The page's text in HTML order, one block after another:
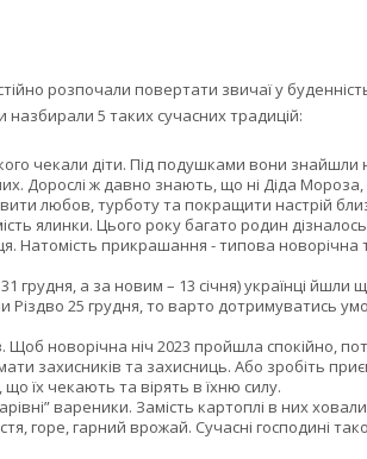
розпочали повертати звичаї у
5 таких сучасних традицій:
чекали діти. Під подушками вони
Дорослі ж давно знають, що ні Діда
любов, турботу та покращити настрій
ялинки. Цього року багато родин
Натомість прикрашання - типова
грудня, а за новим – 13 січня) українці
Різдво 25 грудня, то варто дотримуватись
Щоб новорічна ніч 2023 пройшла спокійно,
захисників та захисниць. Або зробіть
їх чекають та вірять в їхню силу.
вареники. Замість картоплі в них
горе, гарний врожай. Сучасні господині